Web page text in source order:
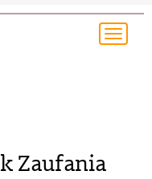
Zaufania